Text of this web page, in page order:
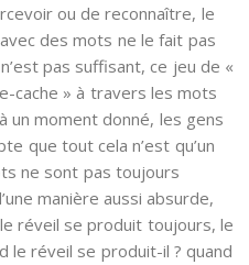
ou de reconnaître, le
des mots ne le fait pas
pas suffisant, ce jeu de «
cache » à travers les mots
un moment donné, les gens
que tout cela n’est qu’un
ne sont pas toujours
manière aussi absurde,
le réveil se produit toujours, le
le réveil se produit-il ? quand